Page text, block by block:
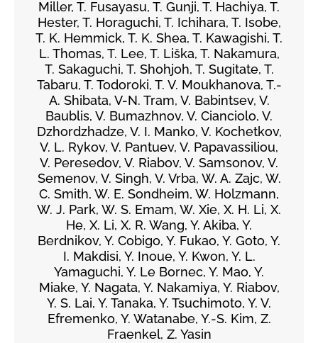
Miller, T. Fusayasu, T. Gunji, T. Hachiya, T.
Hester, T. Horaguchi, T. Ichihara, T. Isobe,
T. K. Hemmick, T. K. Shea, T. Kawagishi, T.
L. Thomas, T. Lee, T. Liška, T. Nakamura,
T. Sakaguchi, T. Shohjoh, T. Sugitate, T.
Tabaru, T. Todoroki, T. V. Moukhanova, T.-
A. Shibata, V-N. Tram, V. Babintsev, V.
Baublis, V. Bumazhnov, V. Cianciolo, V.
Dzhordzhadze, V. I. Manko, V. Kochetkov,
V. L. Rykov, V. Pantuev, V. Papavassiliou,
V. Peresedov, V. Riabov, V. Samsonov, V.
Semenov, V. Singh, V. Vrba, W. A. Zajc, W.
C. Smith, W. E. Sondheim, W. Holzmann,
W. J. Park, W. S. Emam, W. Xie, X. H. Li, X.
He, X. Li, X. R. Wang, Y. Akiba, Y.
Berdnikov, Y. Cobigo, Y. Fukao, Y. Goto, Y.
I. Makdisi, Y. Inoue, Y. Kwon, Y. L.
Yamaguchi, Y. Le Bornec, Y. Mao, Y.
Miake, Y. Nagata, Y. Nakamiya, Y. Riabov,
Y. S. Lai, Y. Tanaka, Y. Tsuchimoto, Y. V.
Efremenko, Y. Watanabe, Y.-S. Kim, Z.
Fraenkel, Z. Yasin